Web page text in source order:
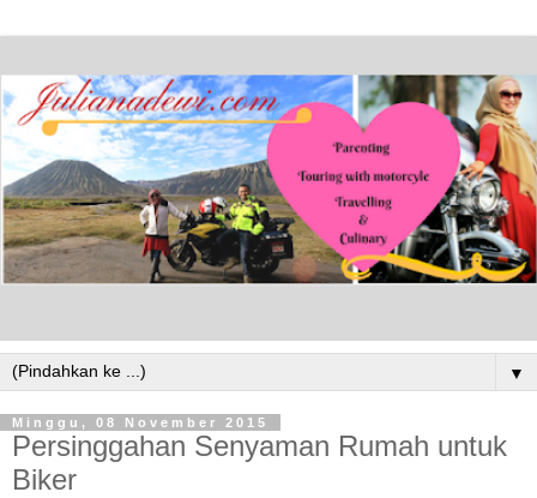
▼
Minggu, 08 November 2015
Persinggahan Senyaman Rumah untuk
Biker